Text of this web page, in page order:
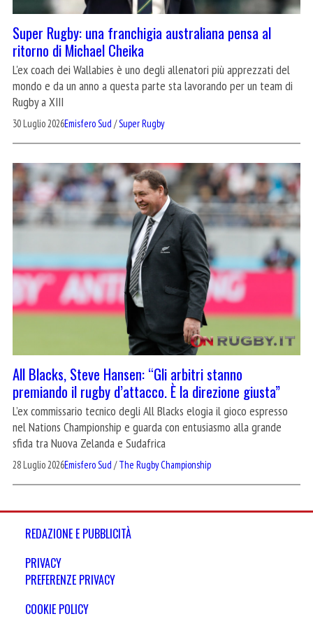
Super Rugby: una franchigia australiana pensa al
ritorno di Michael Cheika
L'ex coach dei Wallabies è uno degli allenatori più apprezzati del
mondo e da un anno a questa parte sta lavorando per un team di
Rugby a XIII
30 Luglio 2026Emisfero Sud /Super Rugby
All Blacks, Steve Hansen: “Gli arbitri stanno
premiando il rugby d’attacco. È la direzione giusta”
L’ex commissario tecnico degli All Blacks elogia il gioco espresso
nel Nations Championship e guarda con entusiasmo alla grande
sfida tra Nuova Zelanda e Sudafrica
28 Luglio 2026Emisfero Sud /The Rugby Championship
REDAZIONE E PUBBLICITÀ
PRIVACY
PREFERENZE PRIVACY
COOKIE POLICY